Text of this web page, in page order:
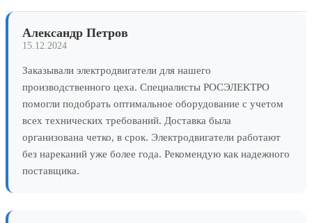
Александр Петров
15.12.2024
Заказывали электродвигатели для нашего
производственного цеха. Специалисты РОСЭЛЕКТРО
помогли подобрать оптимальное оборудование с учетом
всех технических требований. Доставка была
организована четко, в срок. Электродвигатели работают
без нареканий уже более года. Рекомендую как надежного
поставщика.